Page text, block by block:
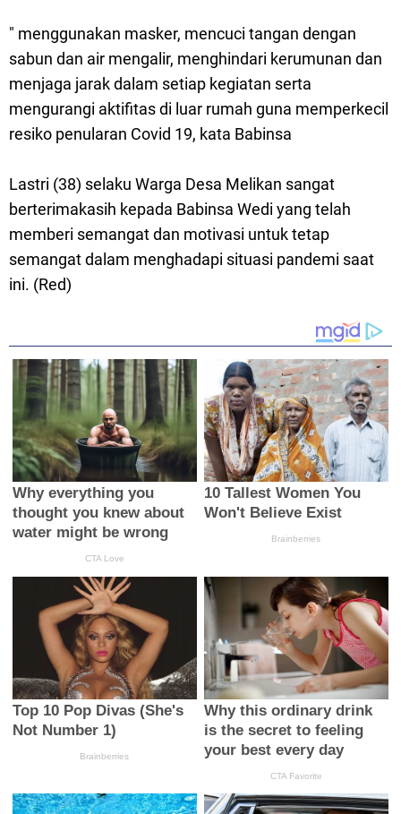
" menggunakan masker, mencuci tangan dengan
sabun dan air mengalir, menghindari kerumunan dan
menjaga jarak dalam setiap kegiatan serta
mengurangi aktifitas di luar rumah guna memperkecil
resiko penularan Covid 19, kata Babinsa
Lastri (38) selaku Warga Desa Melikan sangat
berterimakasih kepada Babinsa Wedi yang telah
memberi semangat dan motivasi untuk tetap
semangat dalam menghadapi situasi pandemi saat
ini. (Red)